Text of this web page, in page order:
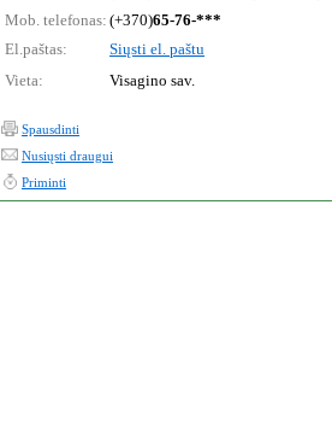
Mob. telefonas: (+370)65-76-***
El.paštas:
Siųsti el. paštu
Vieta:
Visagino sav.
Spausdinti
Nusiųsti draugui
Priminti